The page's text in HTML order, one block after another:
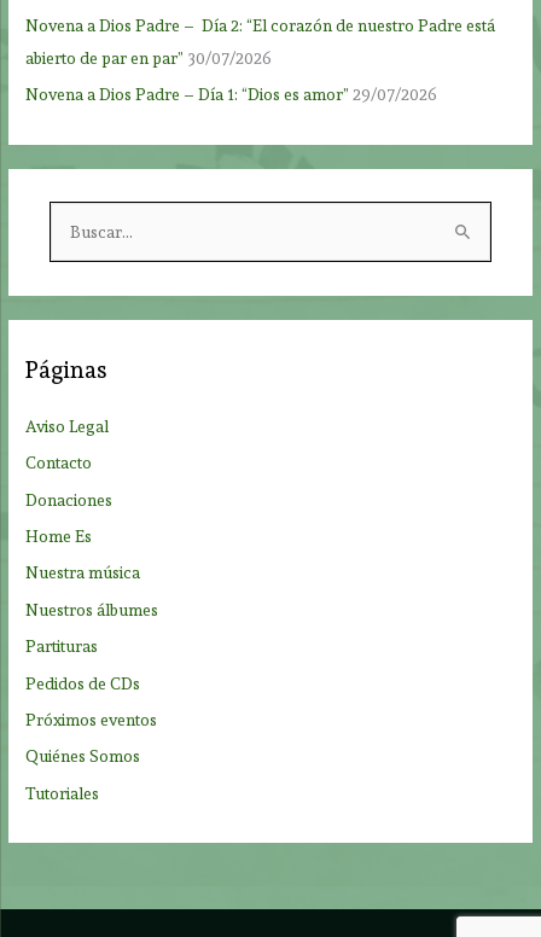
Novena a Dios Padre – Día 2: “El corazón de nuestro Padre está
abierto de par en par” 30/07/2026
Novena a Dios Padre – Día 1: “Dios es amor” 29/07/2026
c
r
:
Páginas
Aviso Legal
Contacto
Donaciones
Home Es
Nuestra música
Nuestros álbumes
Partituras
Pedidos de CDs
Próximos eventos
Quiénes Somos
Tutoriales